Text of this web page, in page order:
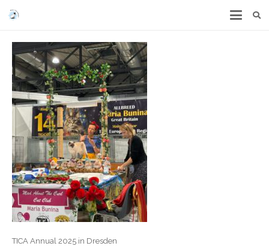
TICA Annual 2025 in Dresden